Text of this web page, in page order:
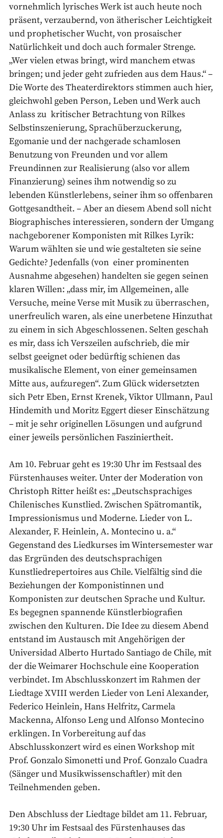
vornehmlich lyrisches Werk ist auch heute noch
präsent, verzaubernd, von ätherischer Leichtigkeit
und prophetischer Wucht, von prosaischer
Natürlichkeit und doch auch formaler Strenge.
„Wer vielen etwas bringt, wird manchem etwas
bringen; und jeder geht zufrieden aus dem Haus.“ –
Die Worte des Theaterdirektors stimmen auch hier,
gleichwohl geben Person, Leben und Werk auch
Anlass zu kritischer Betrachtung von Rilkes
Selbstinszenierung, Sprachüberzuckerung,
Egomanie und der nachgerade schamlosen
Benutzung von Freunden und vor allem
Freundinnen zur Realisierung (also vor allem
Finanzierung) seines ihm notwendig so zu
lebenden Künstlerlebens, seiner ihm so offenbaren
Gottgesandtheit. – Aber an diesem Abend soll nicht
Biographisches interessieren, sondern der Umgang
nachgeborener Komponisten mit Rilkes Lyrik:
Warum wählten sie und wie gestalteten sie seine
Gedichte? Jedenfalls (von einer prominenten
Ausnahme abgesehen) handelten sie gegen seinen
klaren Willen: „dass mir, im Allgemeinen, alle
Versuche, meine Verse mit Musik zu überraschen,
unerfreulich waren, als eine unerbetene Hinzuthat
zu einem in sich Abgeschlossenen. Selten geschah
es mir, dass ich Verszeilen aufschrieb, die mir
selbst geeignet oder bedürftig schienen das
musikalische Element, von einer gemeinsamen
Mitte aus, aufzuregen“. Zum Glück widersetzten
sich Petr Eben, Ernst Krenek, Viktor Ullmann, Paul
Hindemith und Moritz Eggert dieser Einschätzung
– mit je sehr originellen Lösungen und aufgrund
einer jeweils persönlichen Fasziniertheit.
Am 10. Februar geht es 19:30 Uhr im Festsaal des
Fürstenhauses weiter. Unter der Moderation von
Christoph Ritter heißt es: „Deutschsprachiges
Chilenisches Kunstlied. Zwischen Spätromantik,
Impressionismus und Moderne. Lieder von L.
Alexander, F. Heinlein, A. Montecino u. a.“
Gegenstand des Liedkurses im Wintersemester war
das Ergründen des deutschsprachigen
Kunstliedrepertoires aus Chile. Vielfältig sind die
Beziehungen der Komponistinnen und
Komponisten zur deutschen Sprache und Kultur.
Es begegnen spannende Künstlerbiografien
zwischen den Kulturen. Die Idee zu diesem Abend
entstand im Austausch mit Angehörigen der
Universidad Alberto Hurtado Santiago de Chile, mit
der die Weimarer Hochschule eine Kooperation
verbindet. Im Abschlusskonzert im Rahmen der
Liedtage XVIII werden Lieder von Leni Alexander,
Federico Heinlein, Hans Helfritz, Carmela
Mackenna, Alfonso Leng und Alfonso Montecino
erklingen. In Vorbereitung auf das
Abschlusskonzert wird es einen Workshop mit
Prof. Gonzalo Simonetti und Prof. Gonzalo Cuadra
(Sänger und Musikwissenschaftler) mit den
Teilnehmenden geben.
Den Abschluss der Liedtage bildet am 11. Februar,
19:30 Uhr im Festsaal des Fürstenhauses das